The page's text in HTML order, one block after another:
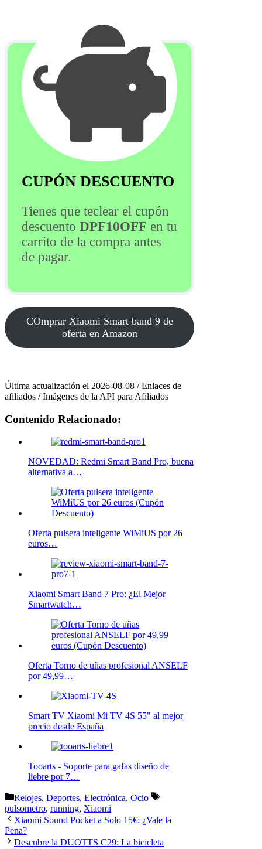
CUPÓN DESCUENTO
Tienes que teclear el cupón
descuento DPF10OFF en tu
carrito de la compra antes
de pagar.
COmprar Xiaomi Smart band 9 de
oferta en Amazon
Última actualización el 2026-08-08 / Enlaces de
afiliados / Imágenes de la API para Afiliados
Contenido Relacionado:
NOVEDAD: Redmi Smart Band Pro, buena
alternativa a…
Oferta pulsera inteligente WiMiUS por 26
euros…
Xiaomi Smart Band 7 Pro: ¿El Mejor
Smartwatch…
Oferta Torno de uñas profesional ANSELF
por 49,99…
Smart TV Xiaomi Mi TV 4S 55" al mejor
precio desde España
Tooarts - Soporte para gafas diseño de
liebre por 7…
Categorías
Relojes, Deportes, Electrónica, Ocio
Etiquetas
pulsometro, running, Xiaomi
Xiaomi Sound Pocket a Solo 15€: ¿Vale la
Pena?
Descubre la DUOTTS C29: La bicicleta